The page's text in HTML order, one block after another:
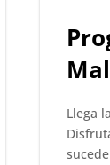
Llega